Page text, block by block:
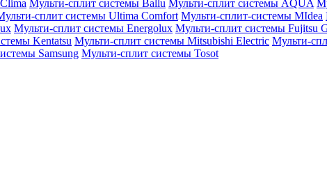
Мульти-сплит системы Ballu Мульти-сплит системы AQUA
сплит системы Ultima Comfort Мульти-сплит-системы MIdea
Мульти-сплит системы Energolux Мульти-сплит системы Fujitsu
Kentatsu Мульти-сплит системы Mitsubishi Electric Мульти-
Samsung Мульти-сплит системы Tosot